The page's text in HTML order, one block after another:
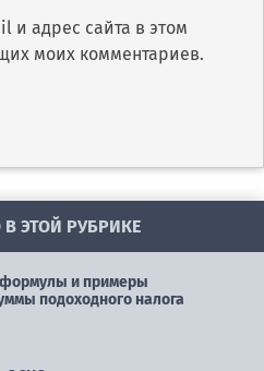
и адрес сайта в этом
моих комментариев.
ЭТОЙ РУБРИКЕ
и примеры
подоходного налога